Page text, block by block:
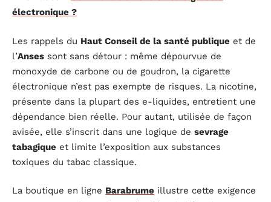
électronique ?
Les rappels du Haut Conseil de la santé publique et de
l’Anses sont sans détour : même dépourvue de
monoxyde de carbone ou de goudron, la cigarette
électronique n’est pas exempte de risques. La nicotine,
présente dans la plupart des e-liquides, entretient une
dépendance bien réelle. Pour autant, utilisée de façon
avisée, elle s’inscrit dans une logique de sevrage
tabagique et limite l’exposition aux substances
toxiques du tabac classique.
La boutique en ligne Barabrume illustre cette exigence